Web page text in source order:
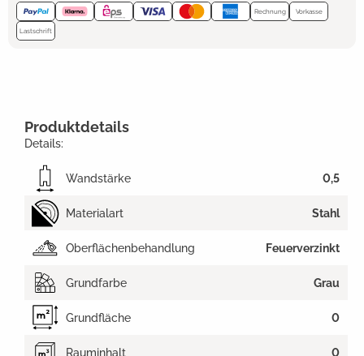
Rechnung Vorkasse
Lastschrift
Produktdetails
Details:
Wandstärke 0,5
Materialart Stahl
Oberflächenbehandlung Feuerverzinkt
Grundfarbe Grau
Grundfläche 0
Rauminhalt 0